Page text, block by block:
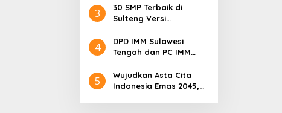
Nasional dan Daerah
Hadir
3
30 SMP Terbaik di
Sulteng Versi
4
DPD IMM Sulawesi
Tengah dan PC IMM
Mantan Kapolresta
Palu
5
Wujudkan Asta Cita
Indonesia Emas 2045,